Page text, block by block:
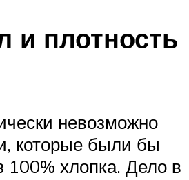
и плотность
невозможно
которые были бы
100% хлопка. Дело в